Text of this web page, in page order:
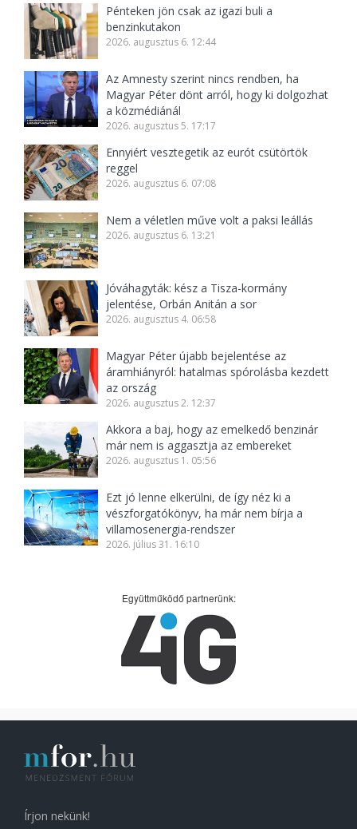
Pénteken jön csak az igazi buli a
benzinkutakon
2026. augusztus 6. 12:44
Az Amnesty szerint nincs rendben, ha
Magyar Péter dönt arról, hogy ki dolgozhat
a közmédiánál
2026. augusztus 5. 17:17
Ennyiért vesztegetik az eurót csütörtök
reggel
2026. augusztus 6. 07:08
Nem a véletlen műve volt a paksi leállás
2026. augusztus 6. 13:21
Jóváhagyták: kész a Tisza-kormány
jelentése, Orbán Anitán a sor
2026. augusztus 4. 06:58
Magyar Péter újabb bejelentése az
áramhiányról: hatalmas spórolásba kezdett
az ország
2026. augusztus 2. 12:37
Akkora a baj, hogy az emelkedő benzinár
már nem is aggasztja az embereket
2026. augusztus 1. 05:56
Ezt jó lenne elkerülni, de így néz ki a
vészforgatókönyv, ha már nem bírja a
villamosenergia-rendszer
2026. július 31. 16:10
Együttműködő partnerünk:
Írjon nekünk!